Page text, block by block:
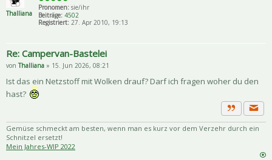
Thalliana
Pronomen: sie/ihr
Beiträge: 4502
Registriert: 27. Apr 2010, 19:13
Re: Campervan-Bastelei
vonThalliana » 15. Jun 2026, 08:21
Ist das ein Netzstoff mit Wolken drauf? Darf ich fragen woher du den
hast?
Zitat
Gemüse schmeckt am besten, wenn man es kurz vor dem Verzehr durch ein
Schnitzel ersetzt!
Mein Jahres-WIP 2022